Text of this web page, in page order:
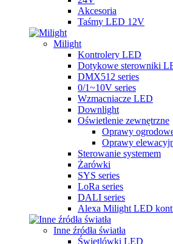
Akcesoria
Taśmy LED 12V
Milight
Kontrolery LED
Dotykowe sterowniki
DMX512 series
0/1~10V series
Wzmacniacze LED
Downlight
Oświetlenie zewnętrzne
Oprawy
Oprawy
Sterowanie systemem
Żarówki
SYS series
LoRa series
DALI series
Alexa Milight LED
Inne źródła światła
Świetlówki LED